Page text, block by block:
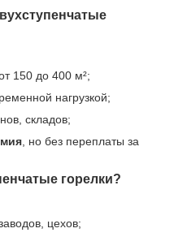
150 до 400 м²;
нагрузкой;
складов;
, но без переплаты за
горелки?
цехов;